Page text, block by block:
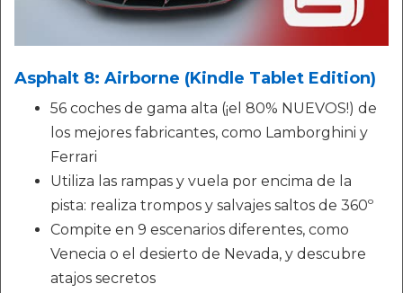
Asphalt 8: Airborne (Kindle Tablet Edition)
56 coches de gama alta (¡el 80% NUEVOS!) de
los mejores fabricantes, como Lamborghini y
Ferrari
Utiliza las rampas y vuela por encima de la
pista: realiza trompos y salvajes saltos de 360º
Compite en 9 escenarios diferentes, como
Venecia o el desierto de Nevada, y descubre
atajos secretos